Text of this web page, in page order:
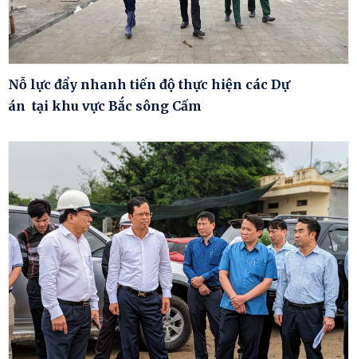
Nỗ lực đẩy nhanh tiến độ thực hiện các Dự
án tại khu vực Bắc sông Cấm